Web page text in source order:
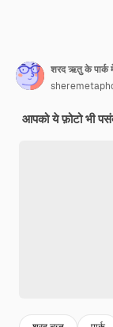
शरद ऋतु के पार्क
आपको ये फ़ोटो भी